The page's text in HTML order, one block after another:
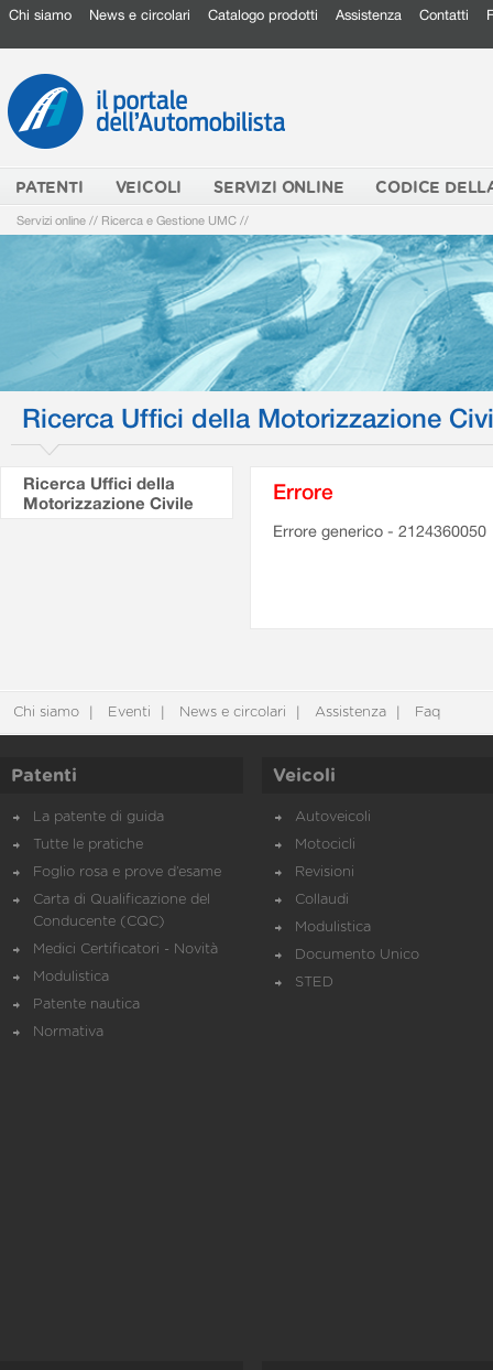
Chi siamo News e circolari Catalogo prodotti Assistenza Contatti
PATENTI VEICOLI SERVIZI ONLINE CODICE
Servizi online // Ricerca e Gestione UMC //
Ricerca Uffici della Motorizzazione
Ricerca Uffici della
Motorizzazione Civile
Errore
Errore generico - 2124360050
Chi siamo Eventi News e circolari Assistenza Faq
Patenti
La patente di guida
Tutte le pratiche
Foglio rosa e prove d’esame
Carta di Qualificazione del
Conducente (CQC)
Medici Certificatori - Novità
Modulistica
Patente nautica
Normativa
Veicoli
Autoveicoli
Motocicli
Revisioni
Collaudi
Modulistica
Documento Unico
STED